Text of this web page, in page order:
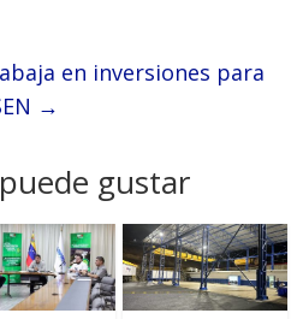
en inversiones para
→
gustar